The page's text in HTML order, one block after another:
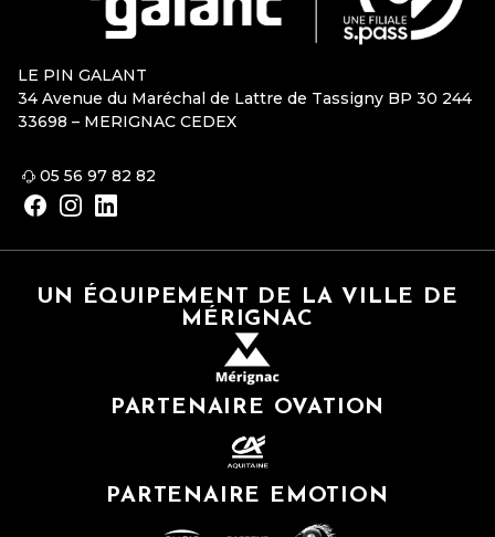
LE PIN GALANT
34 Avenue du Maréchal de Lattre de Tassigny BP 30 244
33698 – MERIGNAC CEDEX
05 56 97 82 82
UN ÉQUIPEMENT DE LA VILLE DE
MÉRIGNAC
PARTENAIRE OVATION
PARTENAIRE EMOTION